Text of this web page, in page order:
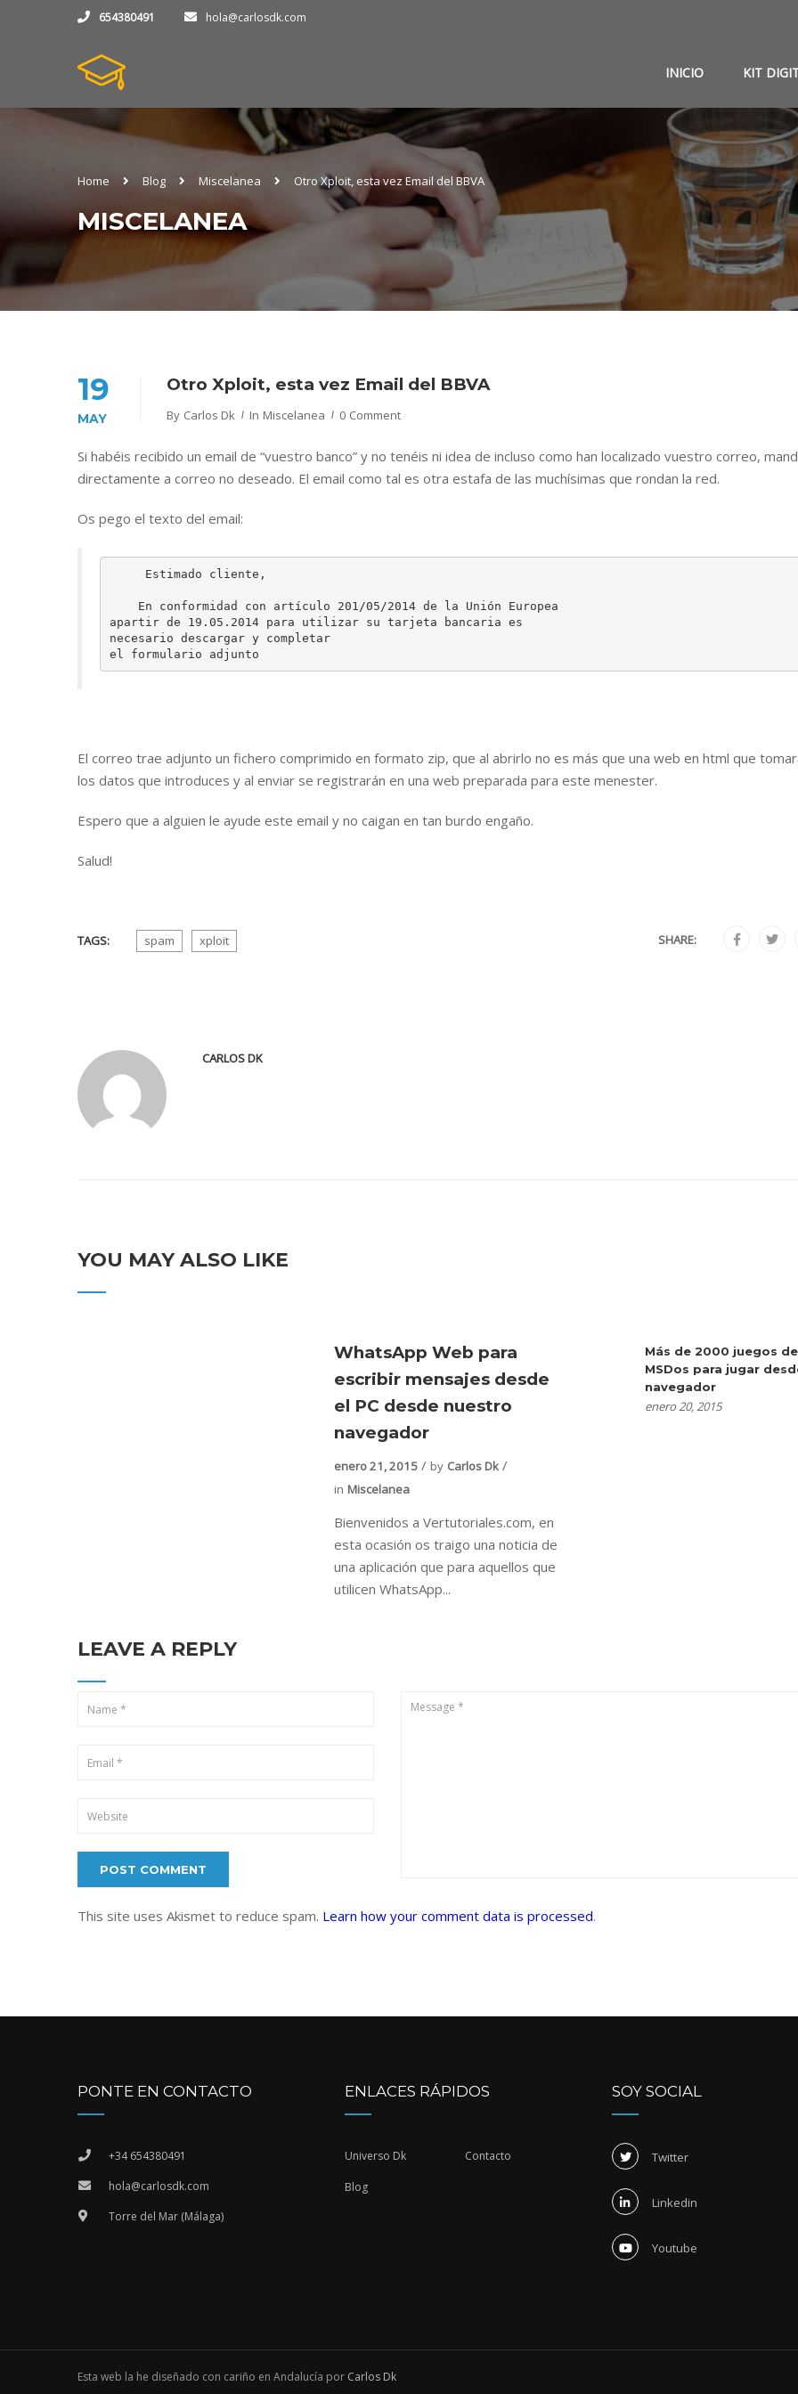
654380491 hola@carlosdk.com
INICIO KIT
Home Blog Miscelanea Otro Xploit, esta vez Email del BBVA
MISCELANEA
19
MAY
Otro Xploit, esta vez Email del BBVA
By Carlos Dk In Miscelanea 0 Comment
Si habéis recibido un email de “vuestro banco” y no tenéis ni idea de incluso como han localizado vuestro correo,
directamente a correo no deseado. El email como tal es otra estafa de las muchísimas que rondan la red.
Os pego el texto del email:
     Estimado cliente,
    En conformidad con artículo 201/05/2014 de la Unión Europea
apartir de 19.05.2014 para utilizar su tarjeta bancaria es
necesario descargar y completar
el formulario adjunto
El correo trae adjunto un fichero comprimido en formato zip, que al abrirlo no es más que una web en html que
los datos que introduces y al enviar se registrarán en una web preparada para este menester.
Espero que a alguien le ayude este email y no caigan en tan burdo engaño.
Salud!
TAGS: spam xploit SHARE:
CARLOS DK
YOU MAY ALSO LIKE
WhatsApp Web para
escribir mensajes desde
el PC desde nuestro
navegador
enero 21, 2015 by Carlos Dk
in Miscelanea
Bienvenidos a Vertutoriales.com, en
esta ocasión os traigo una noticia de
una aplicación que para aquellos que
utilicen WhatsApp...
Más de 2000 juegos de
MSDos para jugar
navegador
enero 20, 2015
LEAVE A REPLY
This site uses Akismet to reduce spam. Learn how your comment data is processed.
PONTE EN CONTACTO
+34 654380491
hola@carlosdk.com
Torre del Mar (Málaga)
ENLACES RÁPIDOS
Universo Dk Contacto
Blog
SOY SOCIAL
Twitter
Linkedin
Youtube
Esta web la he diseñado con cariño en Andalucía por Carlos Dk